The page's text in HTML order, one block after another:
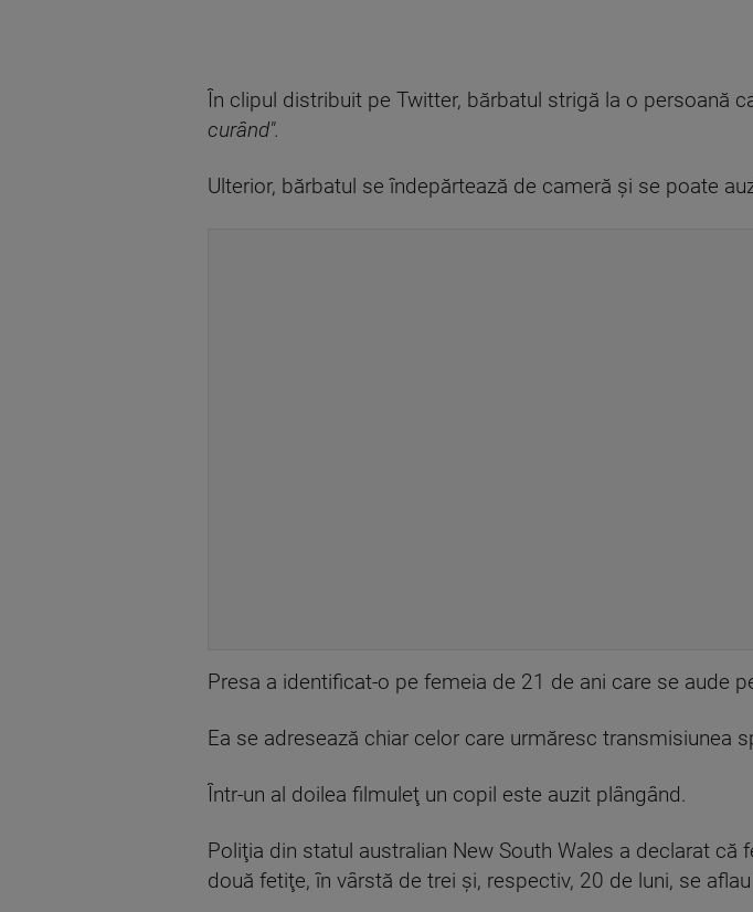
În clipul distribuit pe Twitter, bărbatul strigă la o persoană
curând".
Ulterior, bărbatul se îndepărtează de cameră şi se poate
Presa a identificat-o pe femeia de 21 de ani care se aude
Ea se adresează chiar celor care urmăresc transmisiunea
Într-un al doilea filmuleţ un copil este auzit plângând.
Poliţia din statul australian New South Wales a declarat
două fetiţe, în vârstă de trei şi, respectiv, 20 de luni, se